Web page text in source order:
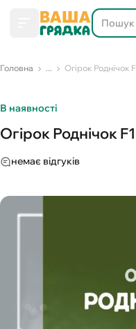
Головна ... Огірок Роднічок
В наявності
Огірок Роднічок
немає відгуків